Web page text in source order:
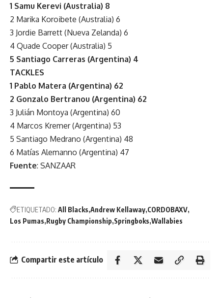
1 Samu Kerevi (Australia) 8
2 Marika Koroibete (Australia) 6
3 Jordie Barrett (Nueva Zelanda) 6
4 Quade Cooper (Australia) 5
5 Santiago Carreras (Argentina) 4
TACKLES
1 Pablo Matera (Argentina) 62
2 Gonzalo Bertranou (Argentina) 62
3 Julián Montoya (Argentina) 60
4 Marcos Kremer (Argentina) 53
5 Santiago Medrano (Argentina) 48
6 Matías Alemanno (Argentina) 47
Fuente: SANZAAR
ETIQUETADO: All Blacks Andrew Kellaway CORDOBAXV
Los Pumas Rugby Championship Springboks Wallabies
Compartir este artículo